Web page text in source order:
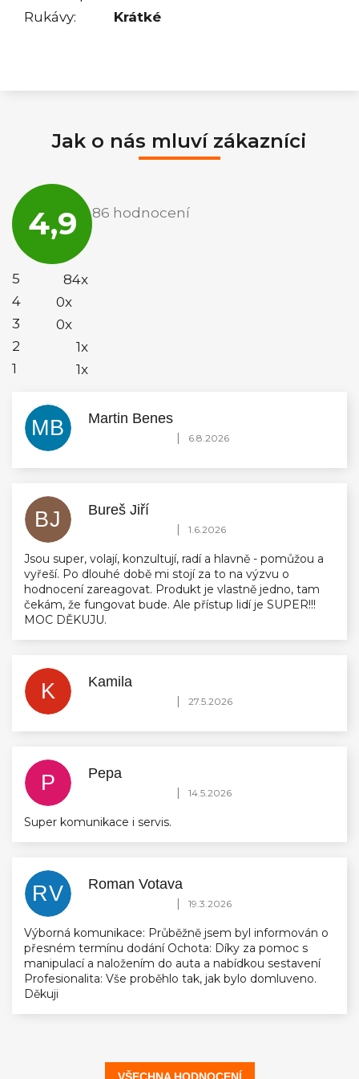
Rukávy: Krátké
Jak o nás mluví zákazníci
4,9
obchodu
je
86 hodnocení
5
84x
4
0x
3
0x
2
1x
1
1x
MB Martin Benes
Hodnocení obchodu je 5 z 5 hvězdiček.
| 6.8.2026
BJ Bureš Jiří
Hodnocení obchodu je 5 z 5 hvězdiček.
| 1.6.2026
Jsou super, volají, konzultují, radí a hlavně - pomůžou a
vyřeší. Po dlouhé době mi stojí za to na výzvu o
hodnocení zareagovat. Produkt je vlastně jedno, tam
čekám, že fungovat bude. Ale přístup lidí je SUPER!!!
MOC DĚKUJU.
K Kamila
Hodnocení obchodu je 5 z 5 hvězdiček.
| 27.5.2026
P Pepa
Hodnocení obchodu je 5 z 5 hvězdiček.
| 14.5.2026
Super komunikace i servis.
RV Roman Votava
Hodnocení obchodu je 5 z 5 hvězdiček.
| 19.3.2026
Výborná komunikace: Průběžně jsem byl informován o
přesném termínu dodání Ochota: Díky za pomoc s
manipulací a naložením do auta a nabídkou sestavení
Profesionalita: Vše proběhlo tak, jak bylo domluveno.
Děkuji
VŠECHNA HODNOCENÍ